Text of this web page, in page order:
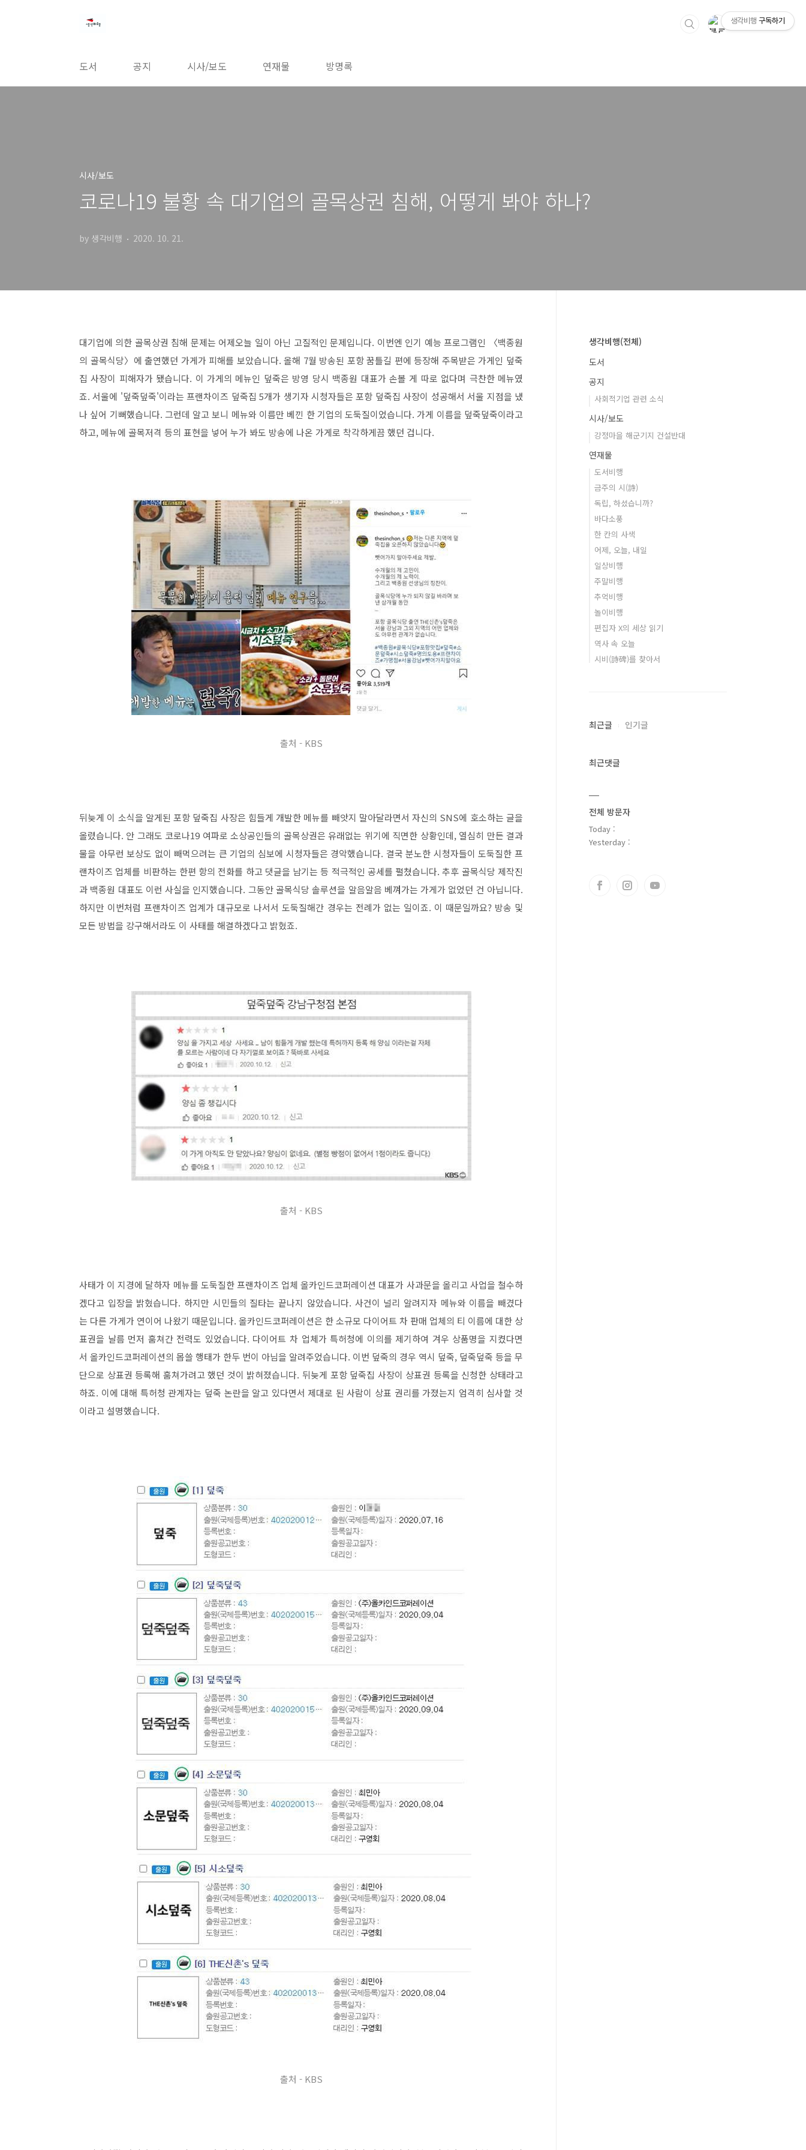
도서 공지 시사/보도 연재물 방명록
시사/보도
코로나19 불황 속 대기업의 골목상권 침해, 어떻게 봐야 하나?
by 생각비행 2020. 10. 21.
대기업에 의한 골목상권 침해 문제는 어제오늘 일이 아닌 고질적인 문제입니다. 이번엔 인기 예능 프로그램인 〈백종원
의 골목식당〉에 출연했던 가게가 피해를 보았습니다. 올해 7월 방송된 포항 꿈틀길 편에 등장해 주목받은 가게인 덮죽
집 사장이 피해자가 됐습니다. 이 가게의 메뉴인 덮죽은 방영 당시 백종원 대표가 손볼 게 따로 없다며 극찬한 메뉴였
죠. 서울에 '덮죽덮죽'이라는 프랜차이즈 덮죽집 5개가 생기자 시청자들은 포항 덮죽집 사장이 성공해서 서울 지점을 냈
나 싶어 기뻐했습니다. 그런데 알고 보니 메뉴와 이름만 베낀 한 기업의 도둑질이었습니다. 가게 이름을 덮죽덮죽이라고
하고, 메뉴에 골목저격 등의 표현을 넣어 누가 봐도 방송에 나온 가게로 착각하게끔 했던 겁니다.
출처 - KBS
뒤늦게 이 소식을 알게된 포항 덮죽집 사장은 힘들게 개발한 메뉴를 빼앗지 말아달라면서 자신의 SNS에 호소하는 글을
올렸습니다. 안 그래도 코로나19 여파로 소상공인들의 골목상권은 유래없는 위기에 직면한 상황인데, 열심히 만든 결과
물을 아무런 보상도 없이 빼먹으려는 큰 기업의 심보에 시청자들은 경악했습니다. 결국 분노한 시청자들이 도둑질한 프
랜차이즈 업체를 비판하는 한편 항의 전화를 하고 댓글을 남기는 등 적극적인 공세를 펼쳤습니다. 추후 골목식당 제작진
과 백종원 대표도 이런 사실을 인지했습니다. 그동안 골목식당 솔루션을 알음알음 베껴가는 가게가 없었던 건 아닙니다.
하지만 이번처럼 프랜차이즈 업계가 대규모로 나서서 도둑질해간 경우는 전례가 없는 일이죠. 이 때문일까요? 방송 및
모든 방법을 강구해서라도 이 사태를 해결하겠다고 밝혔죠.
출처 - KBS
사태가 이 지경에 달하자 메뉴를 도둑질한 프랜차이즈 업체 올카인드코퍼레이션 대표가 사과문을 올리고 사업을 철수하
겠다고 입장을 밝혔습니다. 하지만 시민들의 질타는 끝나지 않았습니다. 사건이 널리 알려지자 메뉴와 이름을 빼겼다
는 다른 가게가 연이어 나왔기 때문입니다. 올카인드코퍼레이션은 한 소규모 다이어트 차 판매 업체의 티 이름에 대한 상
표권을 날름 먼저 훔쳐간 전력도 있었습니다. 다이어트 차 업체가 특허청에 이의를 제기하여 겨우 상품명을 지켰다면
서 올카인드코퍼레이션의 몹쓸 행태가 한두 번이 아님을 알려주었습니다. 이번 덮죽의 경우 역시 덮죽, 덮죽덮죽 등을 무
단으로 상표권 등록해 훔쳐가려고 했던 것이 밝혀졌습니다. 뒤늦게 포항 덮죽집 사장이 상표권 등록을 신청한 상태라고
하죠. 이에 대해 특허청 관계자는 덮죽 논란을 알고 있다면서 제대로 된 사람이 상표 권리를 가졌는지 엄격히 심사할 것
이라고 설명했습니다.
출처 - KBS
생각비행(전체)
도서
공지
사회적기업 관련 소식
시사/보도
강정마을 해군기지 건설반대
연재물
도서비행
금주의 시(詩)
독립, 하셨습니까?
바다소풍
한 칸의 사색
어제, 오늘, 내일
일상비행
주말비행
추억비행
놀이비행
편집자 X의 세상 읽기
역사 속 오늘
시비(詩碑)를 찾아서
최근글 인기글
최근댓글
전체 방문자
Today :
Yesterday :
생각비행 구독하기